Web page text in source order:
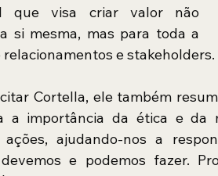
que visa criar valor não
si mesma, mas para toda a
relacionamentos e stakeholders.
Cortella, ele também
a importância da ética e da
ações, ajudando-nos a
devemos e podemos fazer.